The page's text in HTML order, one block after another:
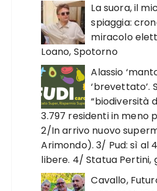
La suora, il
spiaggia:
miracolo
Loano, Spotorno
Alassio
‘brevettato’.
“biodiversità
3.797 residenti in meno
2/In arrivo nuovo
Arimondo). 3/ Pud: sì al
libere. 4/ Statua Pertini,
Cavallo,